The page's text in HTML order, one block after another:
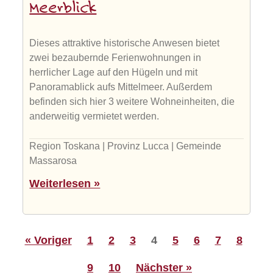
Meerblick
Dieses attraktive historische Anwesen bietet
zwei bezaubernde Ferienwohnungen in
herrlicher Lage auf den Hügeln und mit
Panoramablick aufs Mittelmeer. Außerdem
befinden sich hier 3 weitere Wohneinheiten, die
anderweitig vermietet werden.
Region Toskana | Provinz Lucca | Gemeinde
Massarosa
Weiterlesen »
« Voriger 1 2 3 4 5 6 7 8
9 10 Nächster »